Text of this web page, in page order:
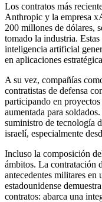
Los contratos más
Anthropic y la empresa
200 millones de dólares,
tomado la industria.
inteligencia artificial
en aplicaciones
A su vez, compañías
contratistas de defensa
participando en
aumentada para
suministro de tecnología
israelí, especialmente
Incluso la composición
ámbitos. La contratación
antecedentes militares
estadounidense
contratos: abarca una